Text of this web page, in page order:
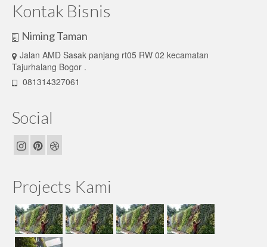
Kontak Bisnis
Niming Taman
Jalan AMD Sasak panjang rt05 RW 02 kecamatan
Tajurhalang Bogor .
081314327061
Social
Projects Kami